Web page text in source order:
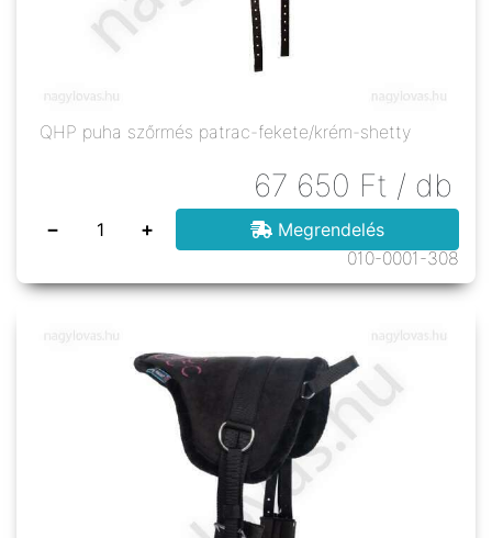
QHP puha szőrmés patrac-fekete/krém-shetty
67 650 Ft / db
− +
Megrendelés
010-0001-308